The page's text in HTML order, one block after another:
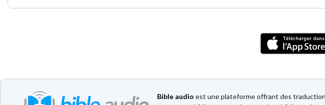
Bible audio est une plateforme offrant des